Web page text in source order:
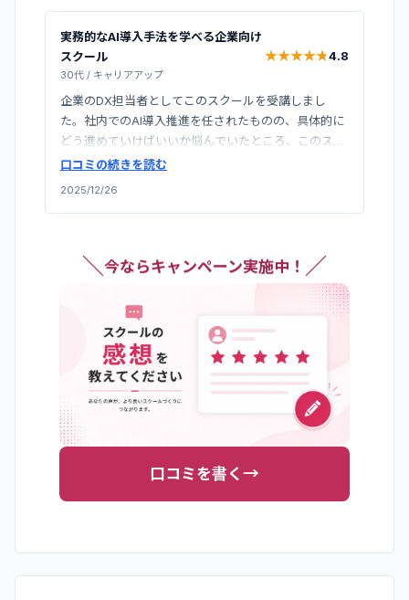
れるスキルとキャリアの可能性を考えると、十分に価
値のある投資だったと感じています。
実務的なAI導入手法を学べる企業向け
スクール
30代 / キャリアアップ
★
★★
★★
★★
★★
★4.8
企業のDX担当者としてこのスクールを受講しまし
た。社内でのAI導入推進を任されたものの、具体的に
どう進めていけばいいか悩んでいたところ、このスク
ールのカリキュラムが実務に即した内容で非常に参考
非常に高いと感じています。
口コミの続きを読む
2025/12/26
＼今ならキャンペーン実施中！ ／
口コミを書く →